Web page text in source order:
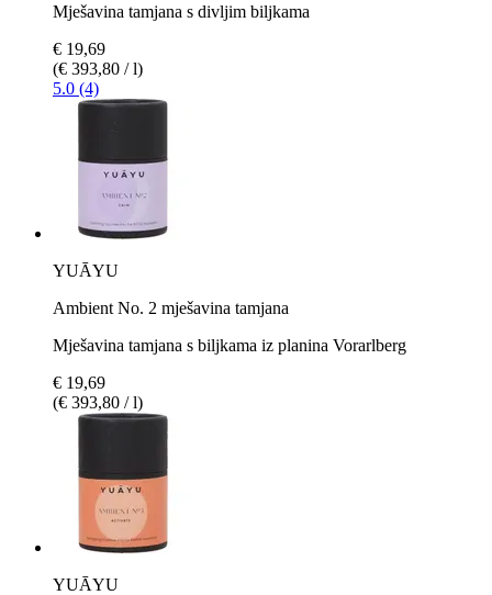
Mješavina tamjana s divljim biljkama
€ 19,69
(€ 393,80 / l)
5.0 (4)
YUĀYU
Ambient No. 2 mješavina tamjana
Mješavina tamjana s biljkama iz planina Vorarlberg
€ 19,69
(€ 393,80 / l)
YUĀYU